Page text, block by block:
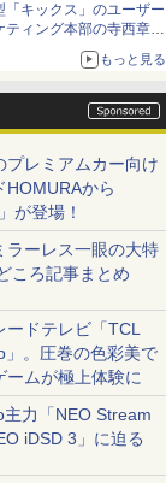
「キックス」のユーザー
ィング本部の寺西章氏
もっと見る
プレミアムカー向け
HOMURAから
が登場！
ラーレス一眼の大特
ころ記事まとめ
ードテレビ「TCL
」。圧巻の色彩美で
ームが極上体験に
主力「NEO Stream
iDSD 3」に迫る